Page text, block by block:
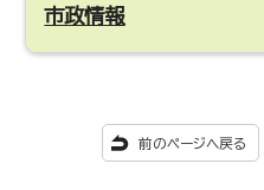
市政情報
前のページへ戻る